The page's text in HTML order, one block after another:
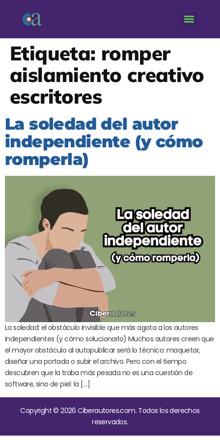
Etiqueta: romper
aislamiento creativo
escritores
La soledad del autor
independiente (y cómo
romperla)
La soledad: el obstáculo invisible que más agota a los autores
independientes (y cómo solucionarlo) Muchos autores creen que
el mayor obstáculo al autopublicar será lo técnico: maquetar,
diseñar una portada o subir el archivo. Pero con el tiempo
descubren que la traba más pesada no es una cuestión de
software, sino de piel: la […]
Copyright © 2026 Ciberautores.com. Todos los derechos
reservados.